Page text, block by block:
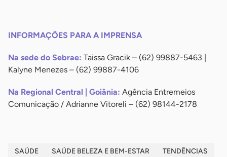
INFORMAÇÕES PARA A IMPRENSA
Na sede do Sebrae: Taissa Gracik – (62) 99887-5463 |
Kalyne Menezes – (62) 99887-4106
Na Regional Central | Goiânia: Agência Entremeios
Comunicação / Adrianne Vitoreli – (62) 98144-2178
SAÚDE SAÚDE BELEZA E BEM-ESTAR TENDÊNCIAS